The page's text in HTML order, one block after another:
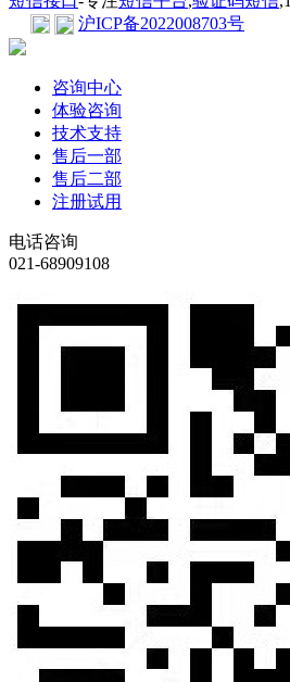
沪ICP备2022008703号
咨询中心
体验咨询
技术支持
售后一部
售后二部
注册试用
电话咨询
021-68909108